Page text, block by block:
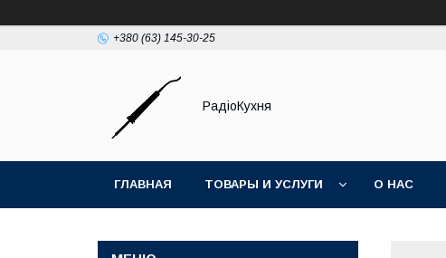
+380 (63) 145-30-25
РадіоКухня
ГЛАВНАЯ ТОВАРЫ И УСЛУГИ О НАС